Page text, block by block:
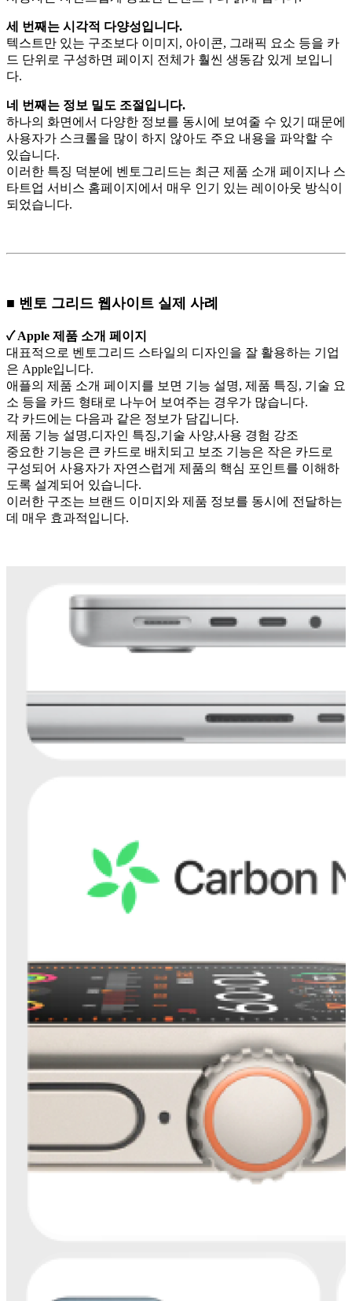
세 번째는 시각적 다양성입니다.
텍스트만 있는 구조보다 이미지, 아이콘, 그래픽 요소 등을 카
드 단위로 구성하면 페이지 전체가 훨씬 생동감 있게 보입니
다.
네 번째는 정보 밀도 조절입니다.
하나의 화면에서 다양한 정보를 동시에 보여줄 수 있기 때문에
사용자가 스크롤을 많이 하지 않아도 주요 내용을 파악할 수
있습니다.
이러한 특징 덕분에 벤토그리드는 최근 제품 소개 페이지나 스
타트업 서비스 홈페이지에서 매우 인기 있는 레이아웃 방식이
되었습니다.
■ 벤토 그리드 웹사이트 실제 사례
✓ Apple 제품 소개 페이지
대표적으로 벤토그리드 스타일의 디자인을 잘 활용하는 기업
은 Apple입니다.
애플의 제품 소개 페이지를 보면 기능 설명, 제품 특징, 기술 요
소 등을 카드 형태로 나누어 보여주는 경우가 많습니다.
각 카드에는 다음과 같은 정보가 담깁니다.
제품 기능 설명,디자인 특징,기술 사양,사용 경험 강조
중요한 기능은 큰 카드로 배치되고 보조 기능은 작은 카드로
구성되어 사용자가 자연스럽게 제품의 핵심 포인트를 이해하
도록 설계되어 있습니다.
이러한 구조는 브랜드 이미지와 제품 정보를 동시에 전달하는
데 매우 효과적입니다.